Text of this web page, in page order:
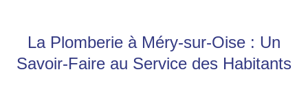
La Plomberie à Méry-sur-Oise : Un
Savoir-Faire au Service des Habitants